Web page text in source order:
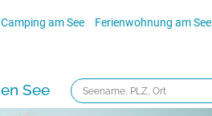
Camping am See Ferienwohnung am See
See